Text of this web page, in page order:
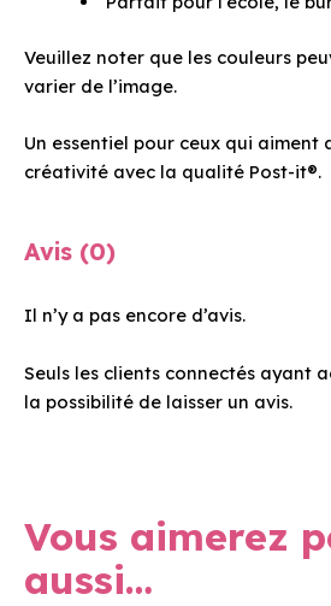
Veuillez noter que les couleurs
varier de l’image.
Un essentiel pour ceux qui
créativité avec la qualité Post-it®.
Avis (0)
Il n’y a pas encore d’avis.
Seuls les clients connectés ayant
la possibilité de laisser un avis.
Vous aimerez
aussi…